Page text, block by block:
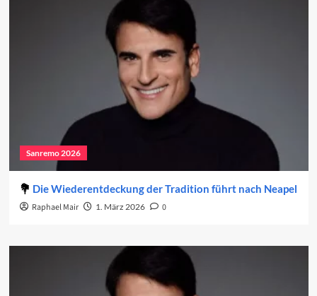
Sanremo 2026
Die Wiederentdeckung der Tradition führt nach Neapel
Raphael Mair 1. März 2026 0